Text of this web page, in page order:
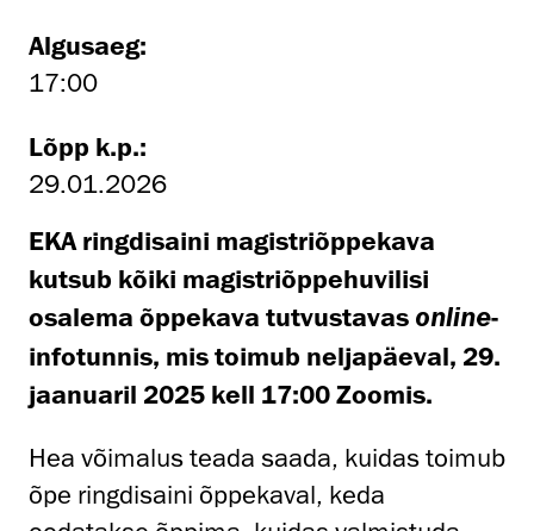
Algusaeg:
17:00
Lõpp k.p.:
29.01.2026
EKA ringdisaini magistriõppekava
kutsub kõiki magistriõppehuvilisi
osalema õppekava tutvustavas online-
infotunnis, mis toimub neljapäeval, 29.
jaanuaril 2025 kell 17:00 Zoomis.
Hea võimalus teada saada, kuidas toimub
õpe ringdisaini õppekaval, keda